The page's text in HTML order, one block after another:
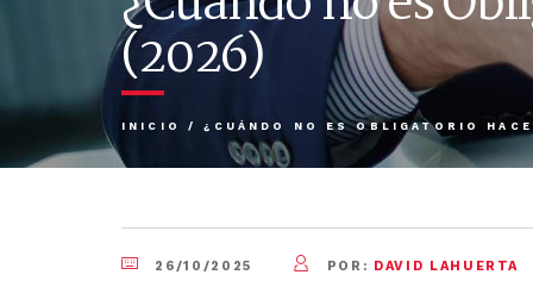
(2026)
INICIO /¿CUÁNDO NO ES OBLIGATORIO
26/10/2025 POR: DAVID LAHUERTA